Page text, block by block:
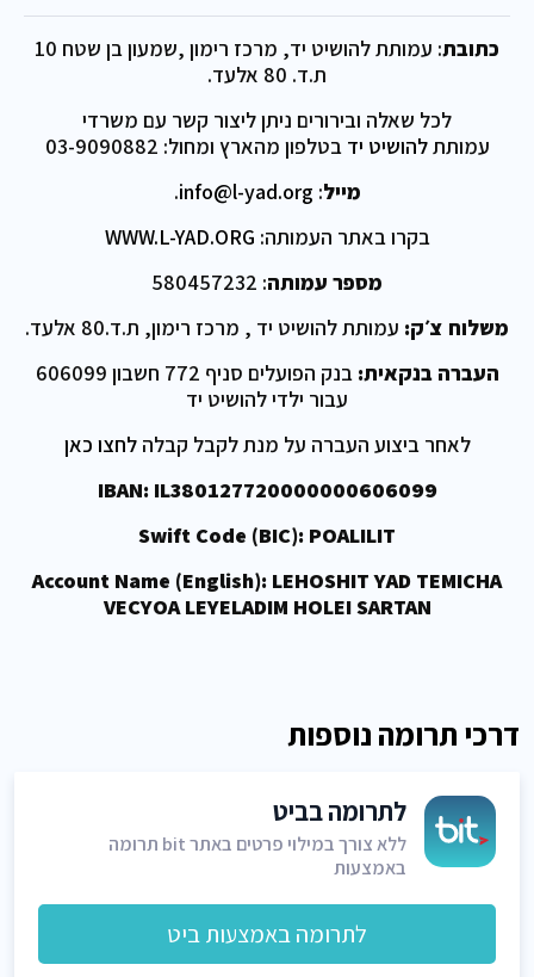
כתובת
: עמותת להושיט יד, מרכז רימון ,שמעון בן שטח 10
ת.ד. 80 אלעד.
לכל שאלה ובירורים ניתן ליצור קשר עם משרדי
עמותתלהושיט יד בטלפון מהארץ ומחול: 03-9090882
מייל:
info@l-yad.org
.
בקרו באתר העמותה: WWW.L-YAD.ORG
מספר עמותה: 580457232
משלוח צ׳ק: עמותת להושיט יד , מרכז רימון, ת.ד.80 אלעד.
העברה בנקאית:
בנק הפועלים סניף 772 חשבון 606099
עבור ילדי להושיט יד
לאחר ביצוע העברה על מנת לקבל קבלהלחצו כאן
IBAN: IL380127720000000606099
Swift Code (BIC): POALILIT
Account Name (English): LEHOSHIT YAD TEMICHA
VECYOA LEYELADIM HOLEI SARTAN
דרכי תרומה נוספות
לתרומה בביט
ללא צורך במילוי פרטים באתר bit תרומה
באמצעות
לתרומה באמצעות ביט